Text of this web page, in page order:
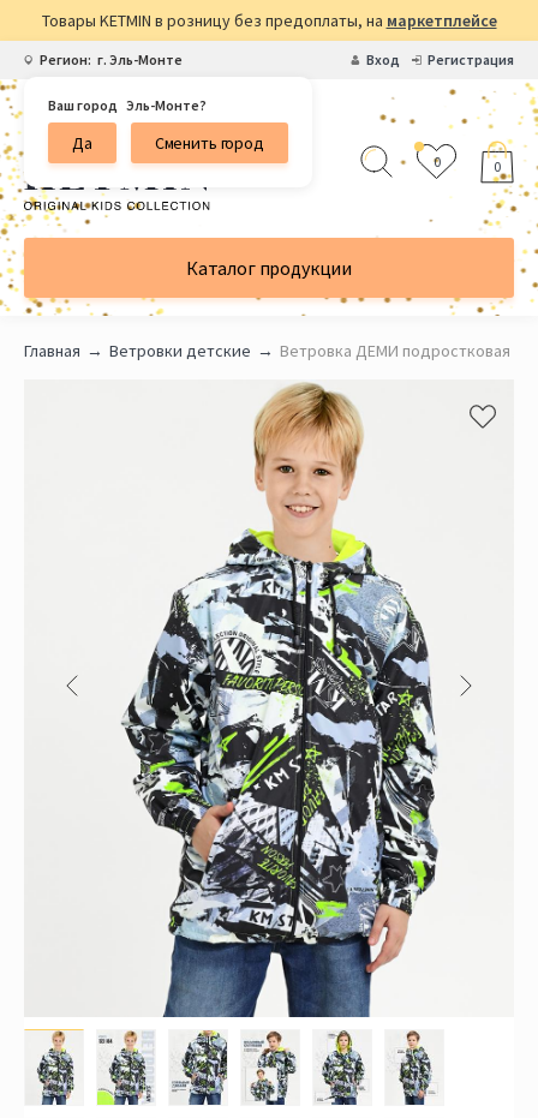
Товары KETMIN в розницу без предоплаты, на маркетплейсе
Регион: г. Эль-Монте
Ваш город Эль-Монте?
Да Сменить город
Вход Регистрация
0 0
Каталог продукции
Главная Ветровки детские Ветровка ДЕМИ подростковая